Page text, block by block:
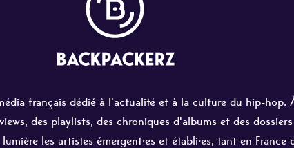
français dédié à l'actualité et à la culture du hip-hop.
des playlists, des chroniques d'albums et des
les artistes émergent·es et établi·es, tant en France